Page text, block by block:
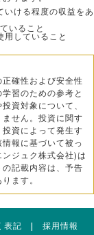
いける程度の収益をあ
いること
していること
確性および安全性
習のための参考と
資対象について、
せん。投資に関す
資によって発生す
報に基づいて被っ
ジュク株式会社)は
記載内容は、予告
ます。
表記 | 採用情報